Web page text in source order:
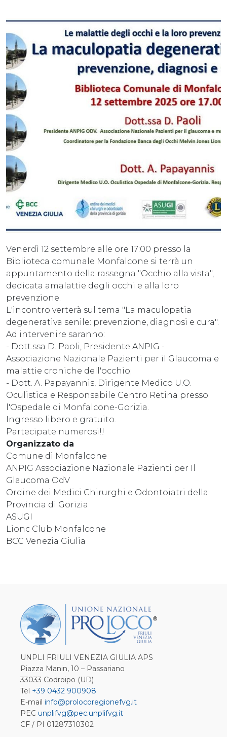
Venerdì 12 settembre alle ore 17:00 presso la
Biblioteca comunale Monfalcone si terrà un
appuntamento della rassegna "Occhio alla vista",
dedicata amalattie degli occhi e alla loro
prevenzione.
L'incontro verterà sul tema "La maculopatia
degenerativa senile: prevenzione, diagnosi e cura".
Ad intervenire saranno:
- Dott.ssa D. Paoli, Presidente ANPIG -
Associazione Nazionale Pazienti per il Glaucoma e
malattie croniche dell'occhio;
- Dott. A. Papayannis, Dirigente Medico U.O.
Oculistica e Responsabile Centro Retina presso
l'Ospedale di Monfalcone-Gorizia.
Ingresso libero e gratuito.
Partecipate numerosi!!
Organizzato da
Comune di Monfalcone
ANPIG Associazione Nazionale Pazienti per Il
Glaucoma OdV
Ordine dei Medici Chirurghi e Odontoiatri della
Provincia di Gorizia
ASUGI
Lionc Club Monfalcone
BCC Venezia Giulia
UNPLI FRIULI VENEZIA GIULIA APS
Piazza Manin, 10 – Passariano
33033 Codroipo (UD)
Tel +39 0432 900908
E-mail info@prolocoregionefvg.it
PEC unplifvg@pec.unplifvg.it
CF / PI 01287310302